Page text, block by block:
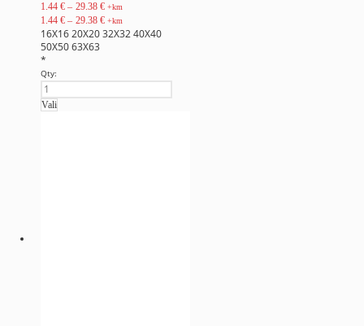
1.44€ – 29.38 € +km
1.44€ – 29.38 € +km
16X1620X2032X3240X40
50X5063X63
*
Qty:
Vali